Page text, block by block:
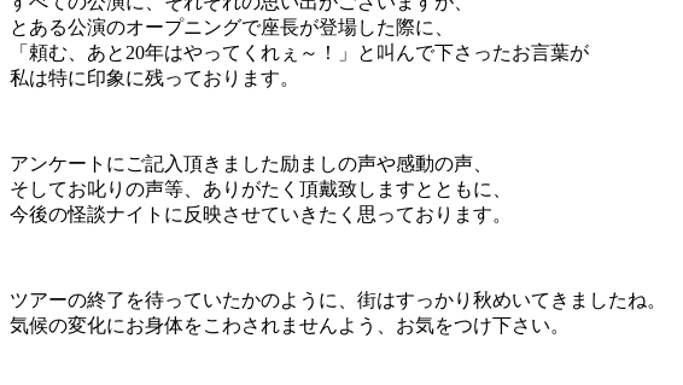
とある公演のオープニングで座長が登場した際に、
「頼む、あと20年はやってくれぇ～！」と叫んで下さったお言葉が
私は特に印象に残っております。
アンケートにご記入頂きました励ましの声や感動の声、
そしてお叱りの声等、ありがたく頂戴致しますとともに、
今後の怪談ナイトに反映させていきたく思っております。
ツアーの終了を待っていたかのように、街はすっかり秋めいてきましたね。
気候の変化にお身体をこわされませんよう、お気をつけ下さい。